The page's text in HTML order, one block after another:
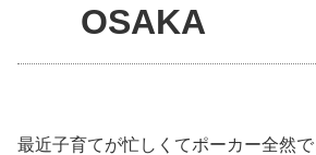
OSAKA
最近子育てが忙しくてポーカー全然